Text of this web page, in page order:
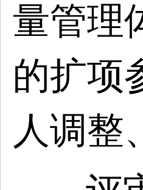
量管理
的扩项
人调整